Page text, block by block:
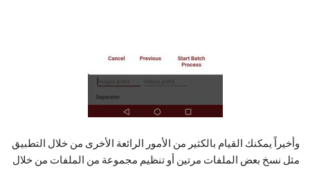
وأخيراً يمكنك القيام بالكثير من الأمور الرائعة الأخرى من خلال التطبيق
مثل نسخ بعض الملفات مرتين أو تنظيم مجموعة من الملفات من خلال